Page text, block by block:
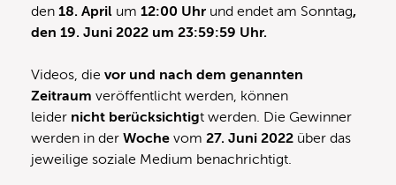
den 18. April um 12:00 Uhr und endet am Sonntag,
den 19. Juni 2022 um 23:59:59 Uhr.
Videos, die vor und nach dem genannten
Zeitraum veröffentlicht werden, können
leider nicht berücksichtigt werden. Die Gewinner
werden in der Woche vom 27. Juni 2022 über das
jeweilige soziale Medium benachrichtigt.